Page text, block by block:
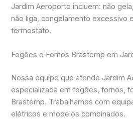
Jardim Aeroporto incluem: não
não liga, congelamento excessivo
termostato.
Fogões e Fornos Brastemp em
Nossa equipe que atende Jardim
especializada em fogões, fornos,
Brastemp. Trabalhamos com
elétricos e modelos combinados.